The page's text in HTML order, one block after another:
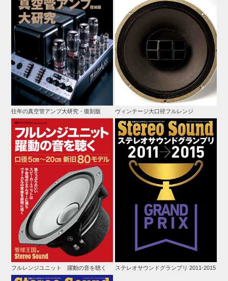
往年の真空管アンプ大研究・復刻版 ヴィンテージ大口径フルレンジ
フルレンジユニット 躍動の音を聴く ステレオサウンドグランプリ 2011-2015